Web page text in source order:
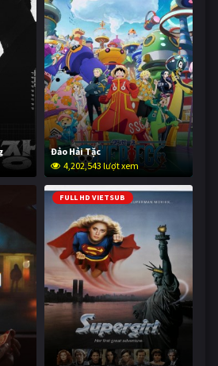
Đảo Hải Tặc
4,202,543 lượt xem
FULL HD VIETSUB